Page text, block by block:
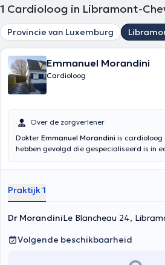
1 Cardioloog in Libramont-
Provincie van Luxemburg
Emmanuel Morandini
Cardioloog
Over de zorgverlener
Dokter Emmanuel Morandini is cardioloog
hebben gevolgd die gespecialiseerd is in
diploma Cardiologie in 1995 aan de
Praktijk 1
Dr MorandiniLe Blancheau 24,
Volgende beschikbaarheid